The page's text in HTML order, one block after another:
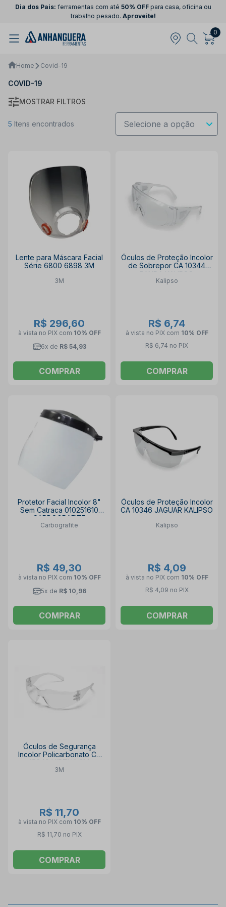
Dia dos Pais: ferramentas com até 50% OFFpara casa, oficina ou
trabalho pesado. Aproveite!
0
Home Covid-19
COVID-19
MOSTRAR FILTROS
5 Itens encontrados
Lente para Máscara Facial
Série 6800 6898 3M
3M
R$ 296,60
à vista no PIX com 10% OFF
6x de R$ 54,93
COMPRAR
Óculos de Proteção Incolor
de Sobrepor CA 10344
PANDA KALIPSO
Kalipso
R$ 6,74
à vista no PIX com 10% OFF
R$ 6,74 no PIX
COMPRAR
Protetor Facial Incolor 8"
Sem Catraca 010251610
CARBOGRAFITE
Carbografite
R$ 49,30
à vista no PIX com 10% OFF
5x de R$ 10,96
COMPRAR
Óculos de Proteção Incolor
CA 10346 JAGUAR KALIPSO
Kalipso
R$ 4,09
à vista no PIX com 10% OFF
R$ 4,09 no PIX
COMPRAR
Óculos de Segurança
Incolor Policarbonato CA
15649 VIRTUA 3M
3M
R$ 11,70
à vista no PIX com 10% OFF
R$ 11,70 no PIX
COMPRAR